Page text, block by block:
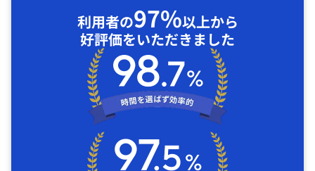
利用者の97%以上から
好評価をいただきました